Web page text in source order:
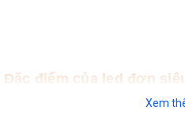
Đặc điểm của led đơn
Xem